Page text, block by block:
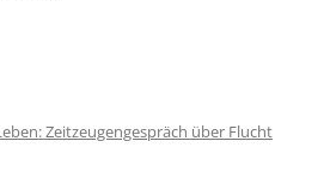
Zeitzeugengespräch über Flucht